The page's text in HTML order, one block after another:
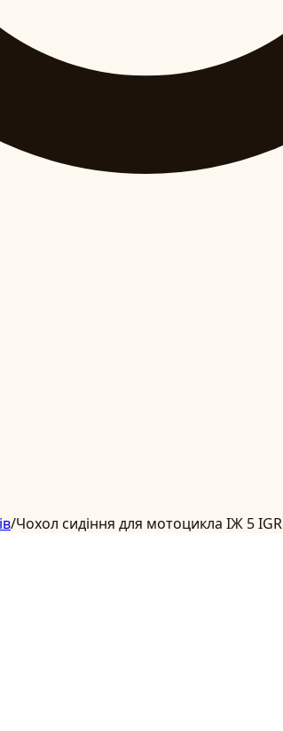
/Чохол сидіння для мотоцикла ІЖ 5 IGR